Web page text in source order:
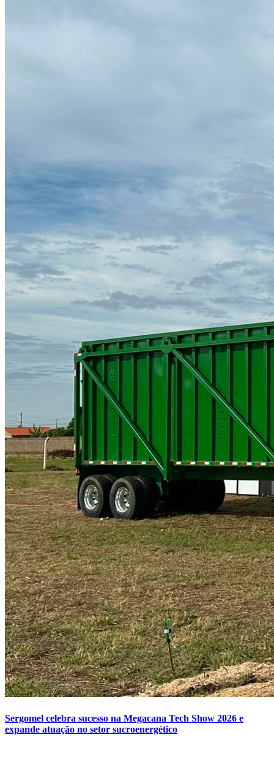
Sergomel celebra sucesso na Megacana Tech Show 2026 e
expande atuação no setor sucroenergético